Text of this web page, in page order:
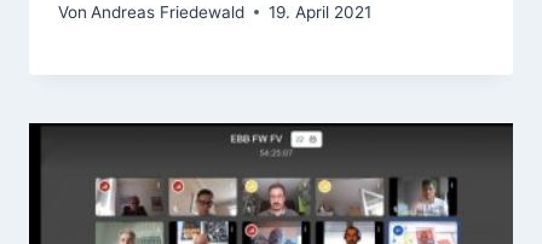
Von Andreas Friedewald 19. April 2021